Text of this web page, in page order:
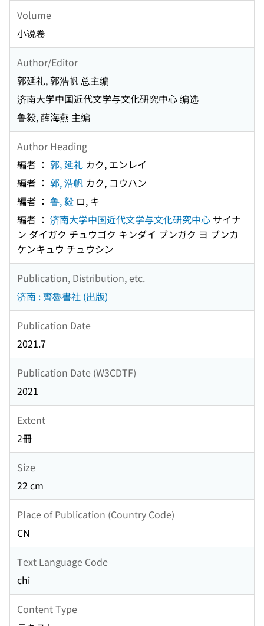
Volume
小说卷
Author/Editor
郭延礼, 郭浩帆 总主编
济南大学中国近代文学与文化研究中心 编选
鲁毅, 薛海燕 主编
Author Heading
編者 ： 郭, 延礼 カク, エンレイ
編者 ： 郭, 浩帆 カク, コウハン
編者 ： 鲁, 毅 ロ, キ
編者 ： 济南大学中国近代文学与文化研究中心 サイナ
ン ダイガク チュウゴク キンダイ ブンガク ヨ ブンカ
ケンキュウ チュウシン
Publication, Distribution, etc.
济南 : 齊魯書社 (出版)
Publication Date
2021.7
Publication Date (W3CDTF)
2021
Extent
2冊
Size
22 cm
Place of Publication (Country Code)
CN
Text Language Code
chi
Content Type